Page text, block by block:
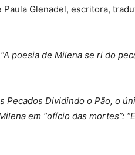
Paula Glenadel, escritora,
“A poesia de Milena se ri do
Pecados Dividindo o Pão, o
em “ofício das mortes”: